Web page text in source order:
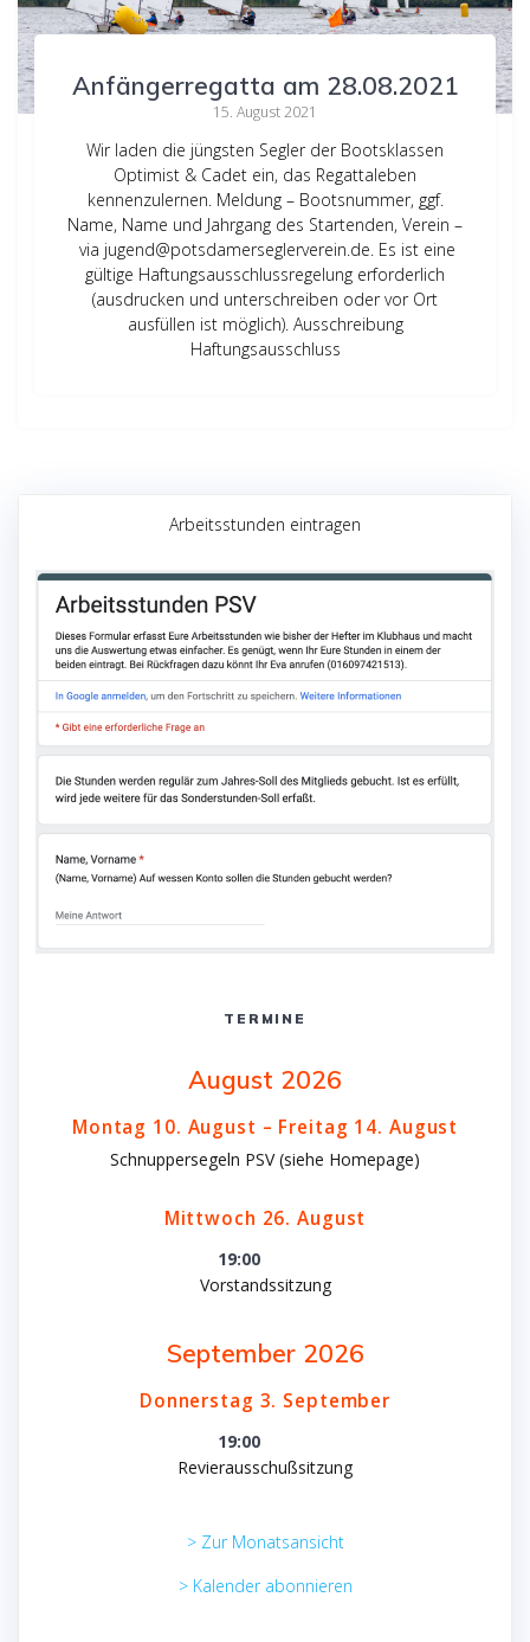
Anfängerregatta am 28.08.2021
15. August 2021
Wir laden die jüngsten Segler der Bootsklassen
Optimist & Cadet ein, das Regattaleben
kennenzulernen. Meldung – Bootsnummer, ggf.
Name, Name und Jahrgang des Startenden, Verein –
via jugend@potsdamerseglerverein.de. Es ist eine
gültige Haftungsausschlussregelung erforderlich
(ausdrucken und unterschreiben oder vor Ort
ausfüllen ist möglich). Ausschreibung
Haftungsausschluss
Arbeitsstunden eintragen
TERMINE
August 2026
Montag 10. August – Freitag 14. August
Schnuppersegeln PSV (siehe Homepage)
Mittwoch 26. August
19:00
Vorstandssitzung
September 2026
Donnerstag 3. September
19:00
Revierausschußsitzung
> Zur Monatsansicht
> Kalender abonnieren